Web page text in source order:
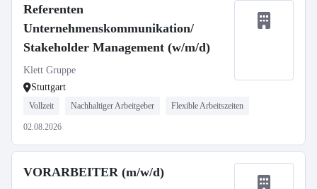
Referenten
Unternehmenskommunikation/
Stakeholder Management (w/m/d)
Klett Gruppe
Stuttgart
Vollzeit Nachhaltiger Arbeitgeber Flexible Arbeitszeiten
02.08.2026
VORARBEITER (m/w/d)